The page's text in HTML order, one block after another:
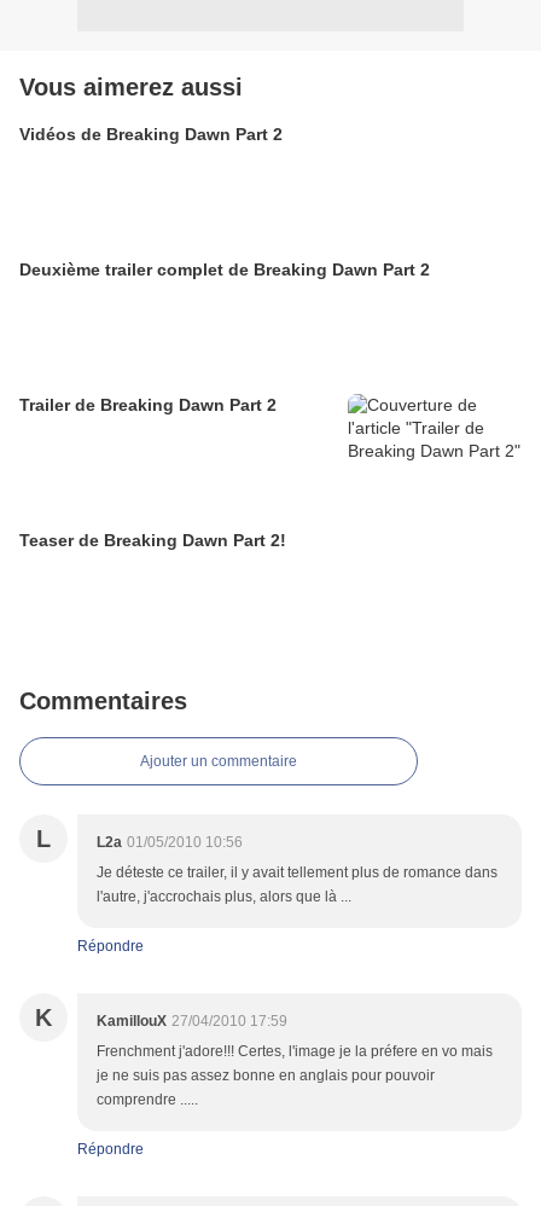
Vous aimerez aussi
Vidéos de Breaking Dawn Part 2
Deuxième trailer complet de Breaking Dawn Part 2
Trailer de Breaking Dawn Part 2
Teaser de Breaking Dawn Part 2!
Commentaires
Ajouter un commentaire
L L2a 01/05/2010 10:56
Je déteste ce trailer, il y avait tellement plus de romance dans
l'autre, j'accrochais plus, alors que là ...
Répondre
K KamillouX 27/04/2010 17:59
Frenchment j'adore!!! Certes, l'image je la préfere en vo mais
je ne suis pas assez bonne en anglais pour pouvoir
comprendre .....
Répondre